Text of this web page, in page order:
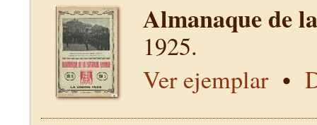
Almanaque de
1925.
Ver ejemplar•